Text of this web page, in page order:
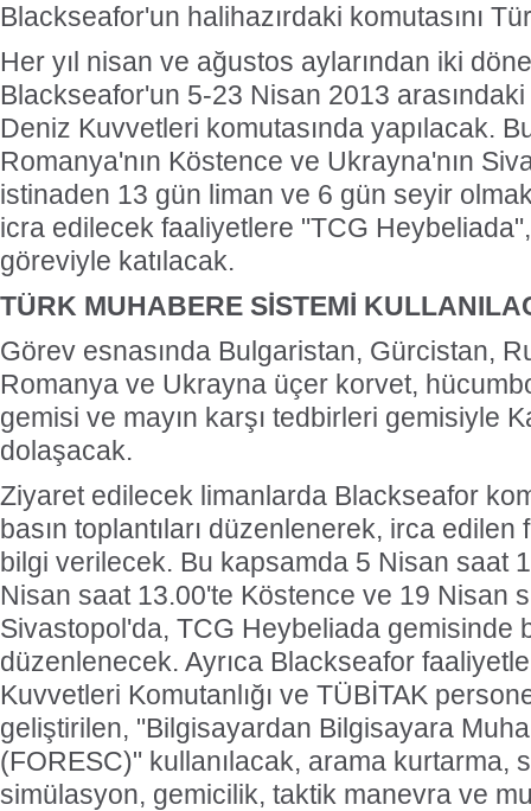
Blackseafor'un halihazırdaki komutasını
Her yıl nisan ve ağustos aylarından iki
Blackseafor'un 5-23 Nisan 2013
Deniz Kuvvetleri komutasında yapılacak.
Romanya'nın Köstence ve Ukrayna'nın
istinaden 13 gün liman ve 6 gün seyir
icra edilecek faaliyetlere "TCG
göreviyle katılacak.
TÜRK MUHABERE SİSTEMİ
Görev esnasında Bulgaristan, Gürcistan,
Romanya ve Ukrayna üçer korvet,
gemisi ve mayın karşı tedbirleri gemisiyle
dolaşacak.
Ziyaret edilecek limanlarda Blackseafor
basın toplantıları düzenlenerek, irca edilen
bilgi verilecek. Bu kapsamda 5 Nisan saat
Nisan saat 13.00'te Köstence ve 19 Nisan
Sivastopol'da, TCG Heybeliada gemisinde
düzenlenecek. Ayrıca Blackseafor
Kuvvetleri Komutanlığı ve TÜBİTAK
geliştirilen, "Bilgisayardan Bilgisayara
(FORESC)" kullanılacak, arama kurtarma,
simülasyon, gemicilik, taktik manevra ve